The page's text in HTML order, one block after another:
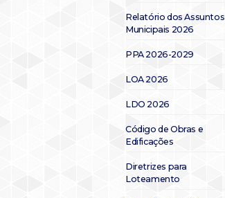
Relatório dos Assuntos
Municipais 2026
PPA 2026-2029
LOA 2026
LDO 2026
Código de Obras e
Edificações
Diretrizes para
Loteamento